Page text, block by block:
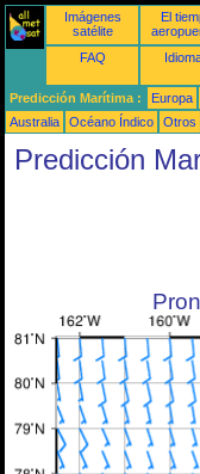
Imágenes
satélite
El
FAQ
Predicción Marítima : Europa
Australia
Océano Índico Otros
Predicción